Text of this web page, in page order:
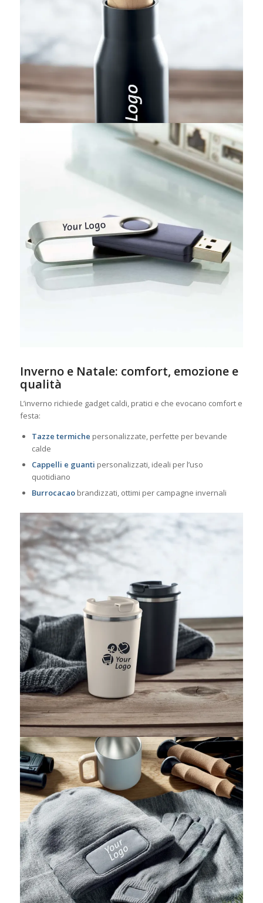
Inverno e Natale: comfort, emozione e
qualità
L’inverno richiede gadget caldi, pratici e che evocano comfort e
festa:
Tazze termiche personalizzate, perfette per bevande
calde
Cappelli e guanti personalizzati, ideali per l’uso
quotidiano
Burrocacao brandizzati, ottimi per campagne invernali